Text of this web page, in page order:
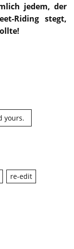
jedem, der
Riding stegt,
yours.
re-edit